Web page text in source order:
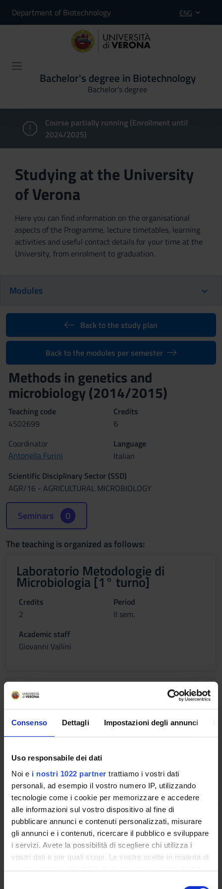
Consenso Dettagli Impostazioni degli annunci
Uso responsabile dei dati
Noi e i nostri 1022 partner trattiamo i vostri dati
personali, ad esempio il vostro numero IP, utilizzando
tecnologie come i cookie per memorizzare e accedere
alle informazioni sul vostro dispositivo al fine di
pubblicare annunci e contenuti personalizzati, misurare
gli annunci e i contenuti, ricercare il pubblico e sviluppare
i servizi. Avete la possibilità di scegliere chi utilizza i
vostri dati e per quali scopi. Le vostre scelte in materia di
privacy sono applicabili solo su questa proprietà digitale
Department of Biotechnology ENG
Bachelor's degree in Biotechnology
Bachelor's degree
Course partially running (Enrollment until
2024/2025)
Studying at the University
of Verona
Here you can find information on the organisational
aspects of the Programme, lecture timetables, learning
activities and useful contact details for your time at the
University, from enrolment to graduation.
Modules
Back to the study plan
Back to the modules per semester
Methods in genetics and
microbiology (2014/2015)
Teaching code
4S02699
Credits
6
Coordinator
Antonella Furini
Language
Italian
Scientific Disciplinary Sector (SSD)
AGR/16 - AGRICULTURAL MICROBIOLOGY
Seminars 0
The teaching is organized as follows:
Laboratorio Metodologie di
Microbiologia [1° turno]
Credits
2
Period
II sem.
Academic staff
Giovanni Vallini
Laboratorio Metodologie di
Microbiologia [2° turno]
Credits
2
Period
II sem.
Academic staff
Silvia Lampis
Laboratorio Metodologie di
Genetica [1° turno]
Credits
2
Period
II sem.